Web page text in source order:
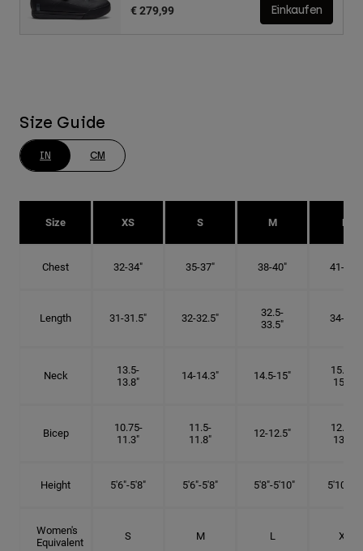
€ 279,99
Einkaufen
Size Guide
IN CM
Size XS S M L
Chest 32-34" 35-37" 38-40" 41-43"
Length 31-31.5" 32-32.5"
32.5-
33.5"
34-35"
Neck
13.5-
13.8"
14-14.3" 14.5-15"
15.25-
15.5"
Bicep
10.75-
11.3"
11.5-
11.8"
12-12.5"
12.75-
13.3"
Height 5'6"-5'8" 5'6"-5'8" 5'8"-5'10" 5'10"- 6'
Women's
Equivalent
S M L XL